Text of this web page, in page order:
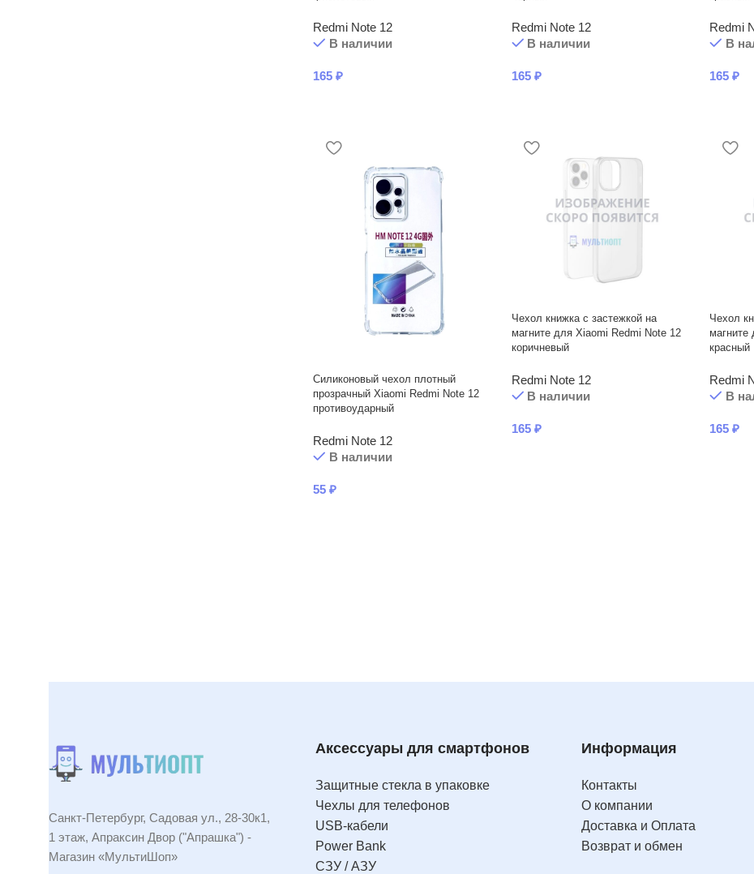
Redmi Note 12
В наличии
165 ₽
Redmi Note 12
В наличии
165 ₽
Redmi
В
165 ₽
Силиконовый чехол плотный
прозрачный Xiaomi Redmi Note 12
противоударный
Redmi Note 12
В наличии
55 ₽
Чехол книжка с застежкой на
магните для Xiaomi Redmi Note 12
коричневый
Redmi Note 12
В наличии
165 ₽
Чехол
магните
красный
Redmi
В
165 ₽
Санкт-Петербург, Садовая ул., 28-30к1,
1 этаж, Апраксин Двор ("Апрашка") -
Магазин «МультиШоп»
Аксессуары для смартфонов
Защитные стекла в упаковке
Чехлы для телефонов
USB-кабели
Power Bank
СЗУ / АЗУ
Информация
Контакты
О компании
Доставка и Оплата
Возврат и обмен